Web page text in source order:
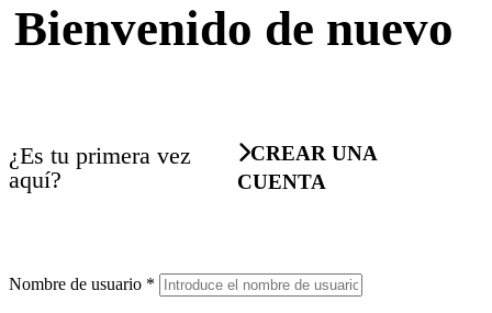
Bienvenido de nuevo
¿Es tu primera vez
aquí?
CREAR UNA
CUENTA
Nombre de usuario *